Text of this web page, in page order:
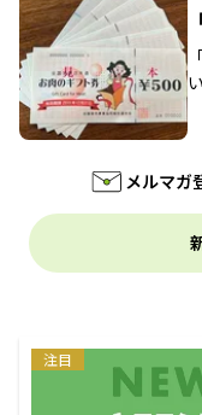
メルマガ
注目